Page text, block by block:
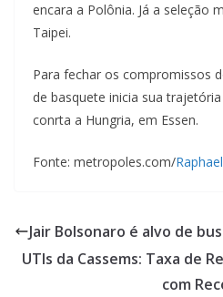
encara a Polônia. Já a seleção
Taipei.
Para fechar os compromissos
de basquete inicia sua
conrta a Hungria, em Essen.
Fonte: metropoles.com/
Jair Bolsonaro é alvo de
UTIs da Cassems: Taxa de
com